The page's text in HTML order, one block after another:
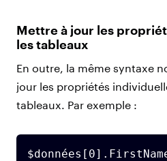
Mettre à jour les
les tableaux
En outre, la même syntaxe
jour les propriétés
tableaux. Par exemple :